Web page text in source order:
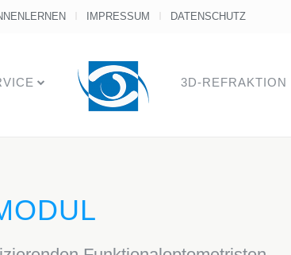
IMPRESSUM DATENSCHUTZ
3D-REFRAKTION